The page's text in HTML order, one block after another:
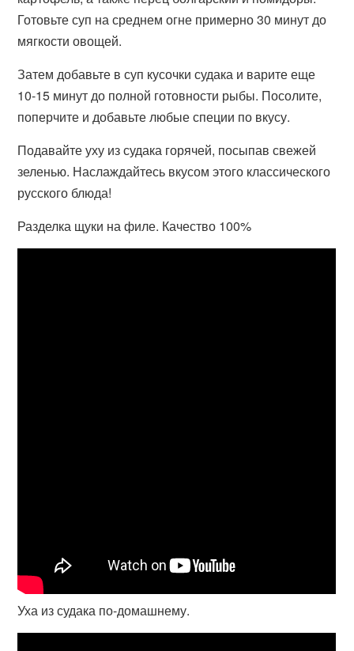
Готовьте суп на среднем огне примерно 30 минут до
мягкости овощей.
Затем добавьте в суп кусочки судака и варите еще
10-15 минут до полной готовности рыбы. Посолите,
поперчите и добавьте любые специи по вкусу.
Подавайте уху из судака горячей, посыпав свежей
зеленью. Наслаждайтесь вкусом этого классического
русского блюда!
Разделка щуки на филе. Качество 100%
Уха из судака по-домашнему.